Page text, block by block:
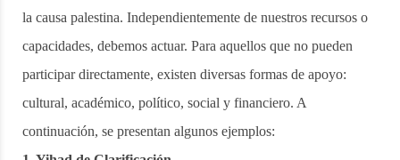
la causa palestina. Independientemente de nuestros recursos o
capacidades, debemos actuar. Para aquellos que no pueden
participar directamente, existen diversas formas de apoyo:
cultural, académico, político, social y financiero. A
continuación, se presentan algunos ejemplos: